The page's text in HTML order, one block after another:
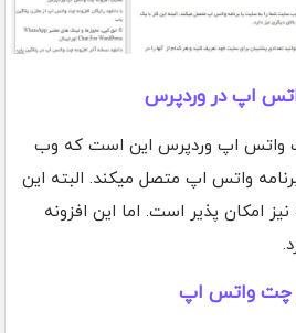
اپ در وردپرس
واتس اپ وردپرس این است که وب
واتس اپ متصل میکند. البته این
امکان پذیر است. اما این افزونه
چت واتس اپ